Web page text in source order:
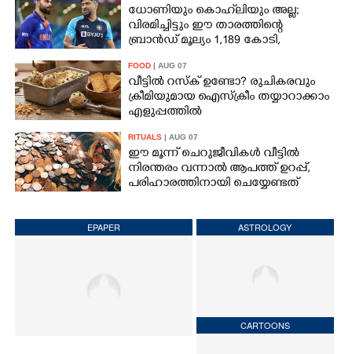
ധോണിയും കൊഹ്‌ലിയും അല്ല;
വിരമിച്ചിട്ടും ഈ താരത്തിന്റെ
ബ്രാൻഡ് മൂല്യം 1,189 കോടി,
FOOD | AUG 07
വീട്ടിൽ റസ്ക് ഉണ്ടോ? രുചികരവും
ക്രീമിയുമായ ഐസ്ക്രീം തയ്യാറാക്കാം
എളുപ്പത്തിൽ
RITUALS | AUG 07
ഈ മൂന്ന് ചെറുജീവികൾ വീട്ടിൽ
നിരന്തരം വന്നാൽ ആപത്ത് ഉറപ്പ്,​
പരിഹാരത്തിനായി ചെയ്യേണ്ടത്
EPAPER ASTROLOGY
CARTOONS